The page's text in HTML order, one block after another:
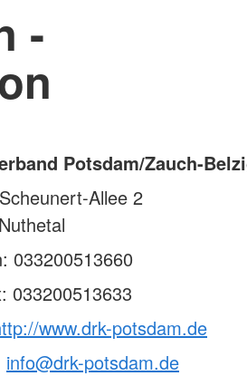
-
Potsdam/Zauch-
Allee 2
Nuthetal
033200513660
033200513633
www.drk-potsdam.de
info@drk-potsdam.de